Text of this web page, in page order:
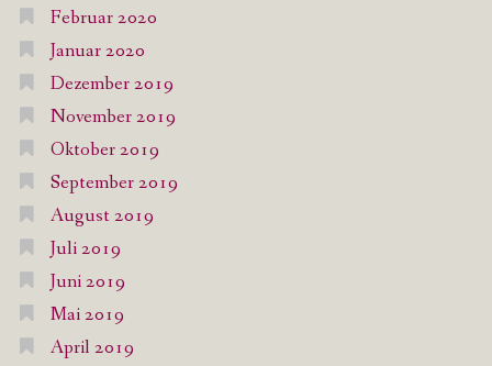
Februar 2020
Januar 2020
Dezember 2019
November 2019
Oktober 2019
September 2019
August 2019
Juli 2019
Juni 2019
Mai 2019
April 2019